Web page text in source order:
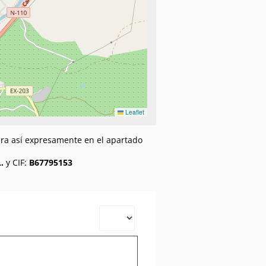
Leaflet
así expresamente en el apartado
y CIF: B67795153